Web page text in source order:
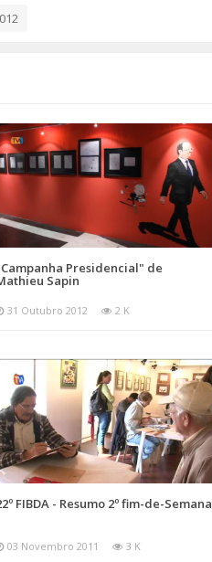
Presidencial" de
Sapin
31 Outubro 2012 2 K
FIBDA - Resumo 2º fim-de-Semana
03 Novembro 2011 3 K